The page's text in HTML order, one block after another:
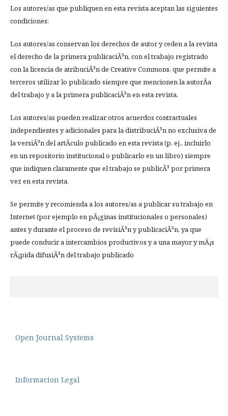
Los autores/as que publiquen en esta revista aceptan las siguientes
condiciones:
Los autores/as conservan los derechos de autor y ceden a la revista
el derecho de la primera publicaciÃ³n, con el trabajo registrado
con la licencia de atribuciÃ³n de Creative Commons, que permite a
terceros utilizar lo publicado siempre que mencionen la autorÃ­a
del trabajo y a la primera publicaciÃ³n en esta revista.
Los autores/as pueden realizar otros acuerdos contractuales
independientes y adicionales para la distribuciÃ³n no exclusiva de
la versiÃ³n del artÃ­culo publicado en esta revista (p. ej., incluirlo
en un repositorio institucional o publicarlo en un libro) siempre
que indiquen claramente que el trabajo se publicÃ³ por primera
vez en esta revista.
Se permite y recomienda a los autores/as a publicar su trabajo en
Internet (por ejemplo en pÃ¡ginas institucionales o personales)
antes y durante el proceso de revisiÃ³n y publicaciÃ³n, ya que
puede conducir a intercambios productivos y a una mayor y mÃ¡s
rÃ¡pida difusiÃ³n del trabajo publicado
Open Journal Systems
Informacion Legal